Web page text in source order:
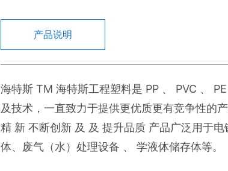
产品说明
海特斯 TM 海特斯工程塑料是 PP 、 PVC 、
及技术，一直致力于提供更优质更有竞争性的
精 新 不断创新 及 及 提升品质 产品广泛用于
体、废气（水）处理设备 、 学液体储存体等。